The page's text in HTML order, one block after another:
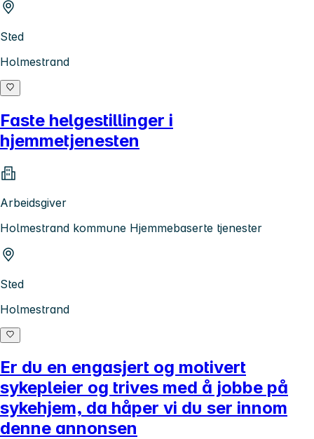
Sted
Holmestrand
Faste helgestillinger i
hjemmetjenesten
Arbeidsgiver
Holmestrand kommune Hjemmebaserte tjenester
Sted
Holmestrand
Er du en engasjert og motivert
sykepleier og trives med å jobbe på
sykehjem, da håper vi du ser innom
denne annonsen